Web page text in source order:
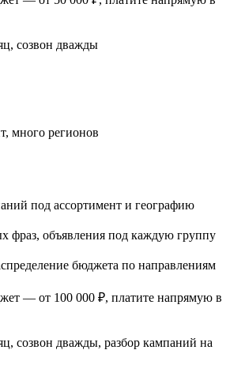
созвон дважды
много регионов
под ассортимент и географию
фраз, объявления под каждую группу
бюджета по направлениям
— от 100 000 ₽, платите напрямую в
созвон дважды, разбор кампаний на